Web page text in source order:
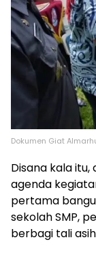
Dokumen Giat
Disana kala
agenda
pertama
sekolah SMP,
berbagi tali